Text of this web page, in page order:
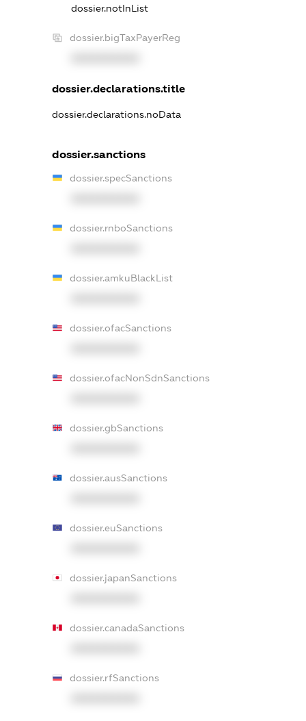
dossier.notInList
dossier.bigTaxPayerReg
dossier.declarations.title
dossier.declarations.noData
dossier.sanctions
dossier.specSanctions
dossier.rnboSanctions
dossier.amkuBlackList
dossier.ofacSanctions
dossier.ofacNonSdnSanctions
dossier.gbSanctions
dossier.ausSanctions
dossier.euSanctions
dossier.japanSanctions
dossier.canadaSanctions
dossier.rfSanctions